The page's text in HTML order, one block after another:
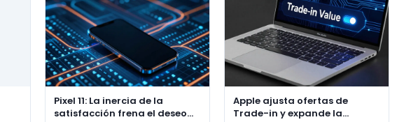
Pixel 11: La inercia de la
satisfacción frena el deseo
Apple ajusta ofertas de
Trade-in y expande la